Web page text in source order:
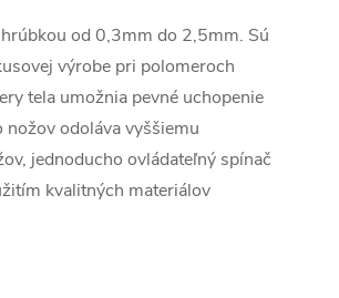
od 0,3mm do 2,5mm. Sú
výrobe pri polomeroch
tela umožnia pevné uchopenie
nožov odoláva vyššiemu
jednoducho ovládateľný spínač
kvalitných materiálov